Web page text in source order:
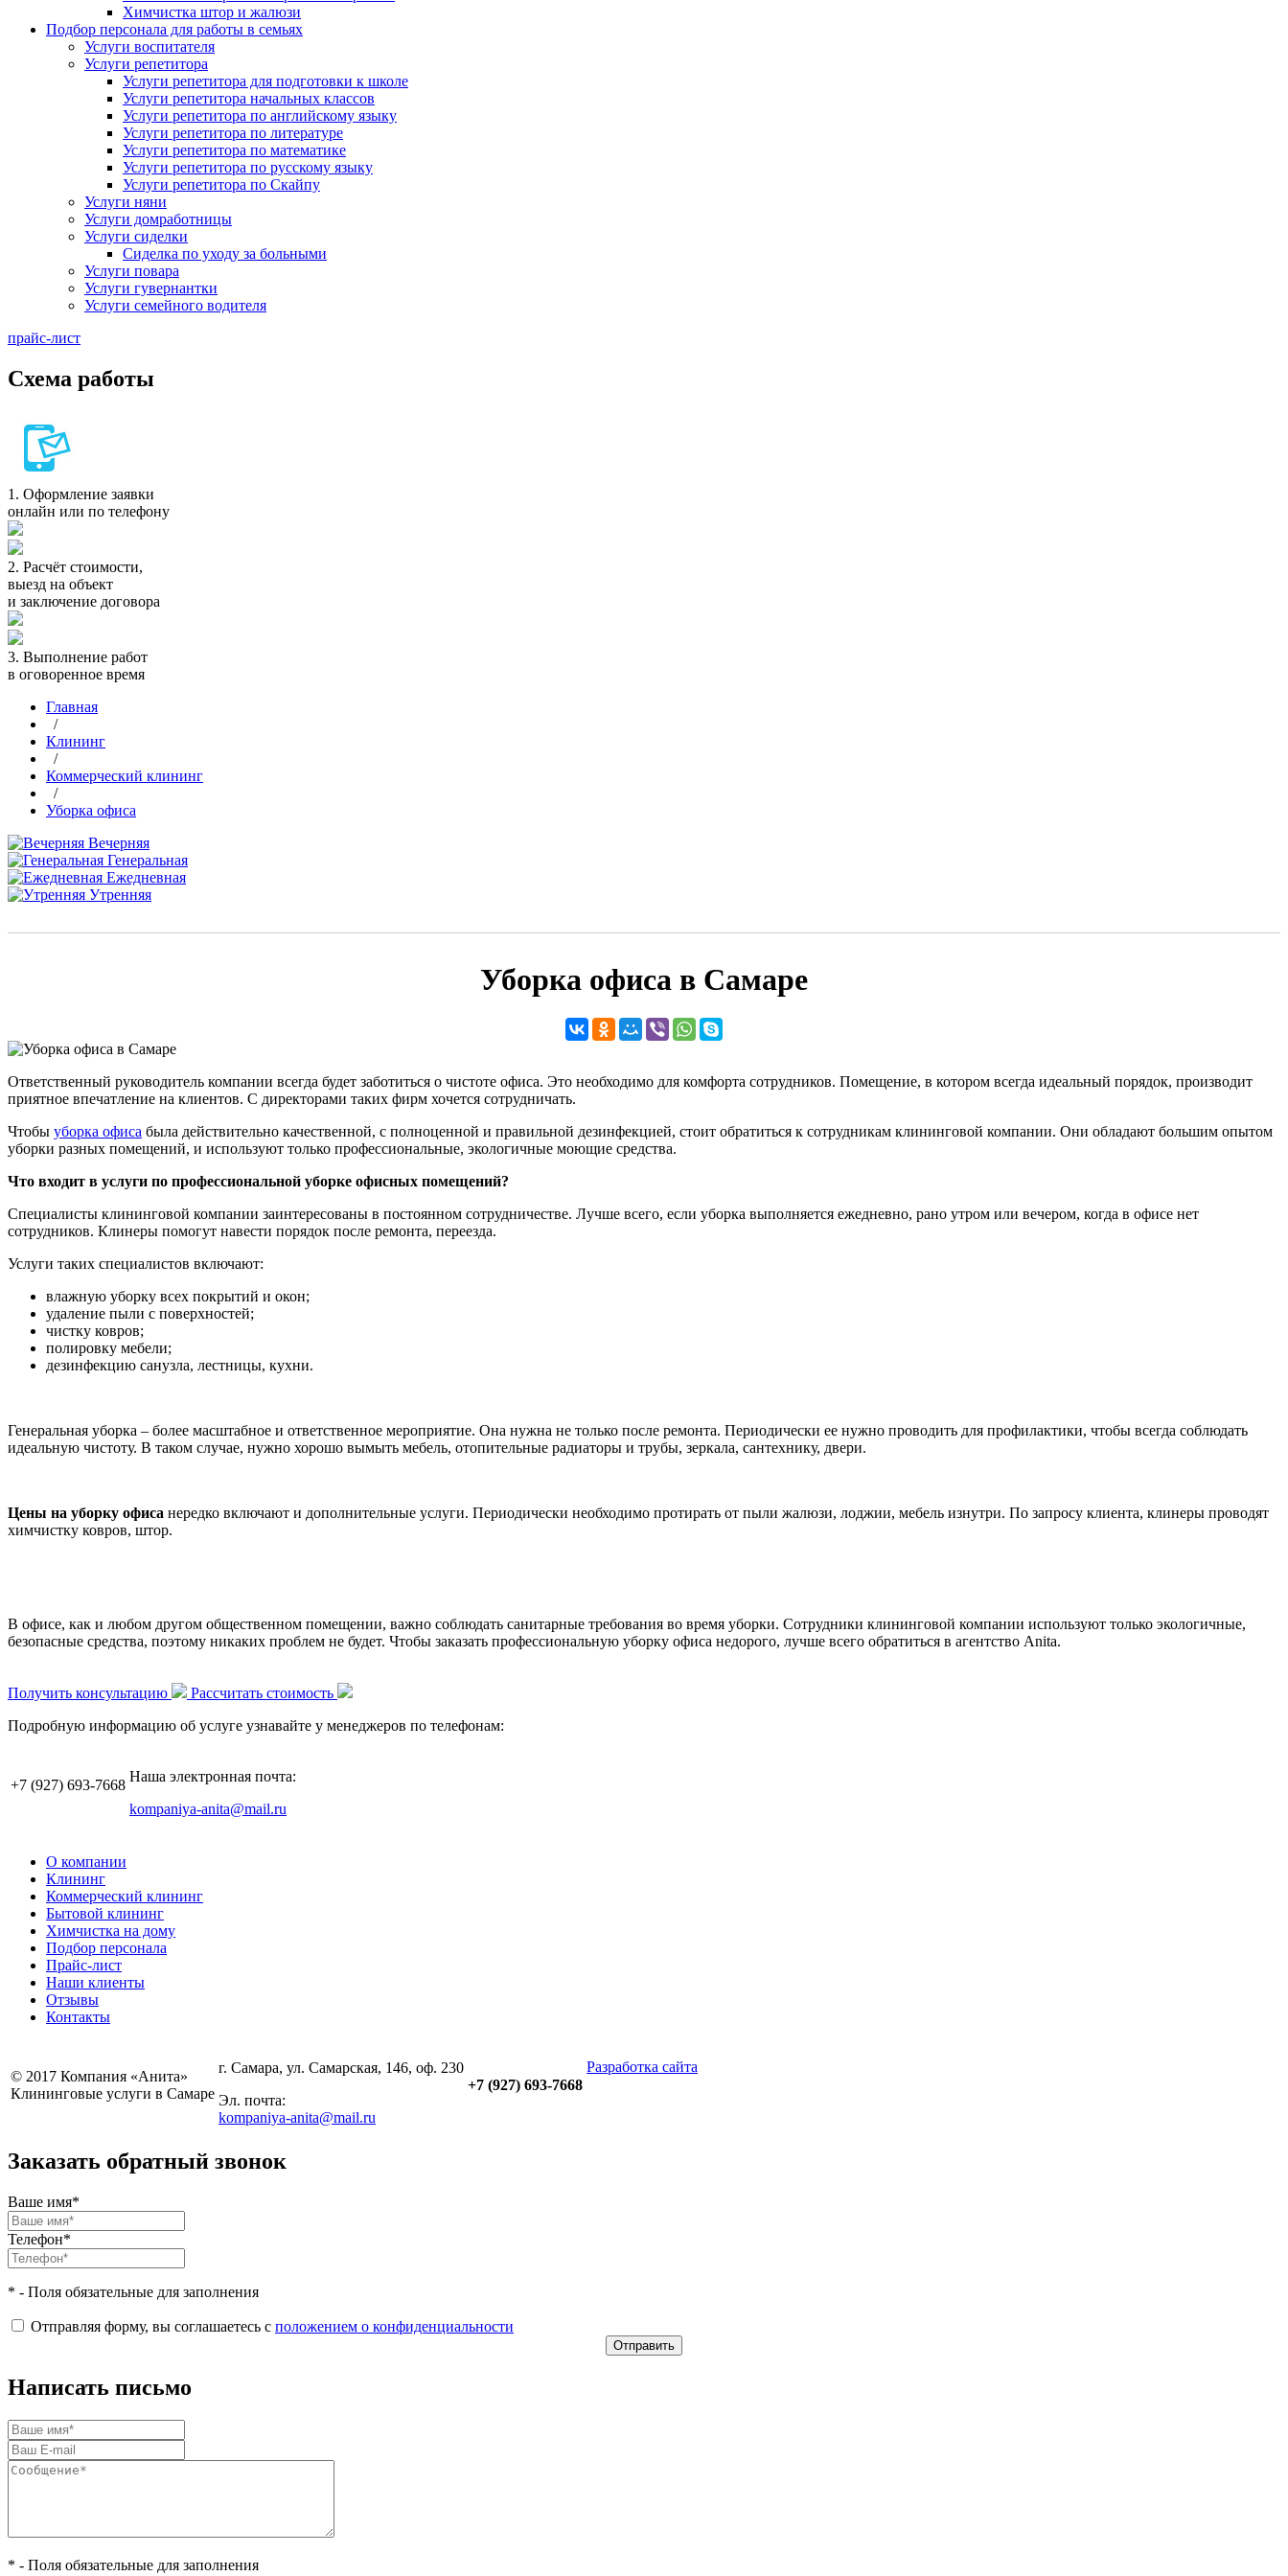
Химчистка штор и жалюзи
Подбор персонала для работы в семьях
Услуги воспитателя
Услуги репетитора
Услуги репетитора для подготовки к школе
Услуги репетитора начальных классов
Услуги репетитора по английскому языку
Услуги репетитора по литературе
Услуги репетитора по математике
Услуги репетитора по русскому языку
Услуги репетитора по Скайпу
Услуги няни
Услуги домработницы
Услуги сиделки
Сиделка по уходу за больными
Услуги повара
Услуги гувернантки
Услуги семейного водителя
прайс-лист
Схема работы
1. Оформление заявки
онлайн или по телефону
2. Расчёт стоимости,
выезд на объект
и заключение договора
3. Выполнение работ
в оговоренное время
Главная
/
Клининг
/
Коммерческий клининг
/
Уборка офиса
Вечерняя
Генеральная
Ежедневная
Утренняя
Уборка офиса в Самаре
Ответственный руководитель компании всегда будет заботиться о чистоте офиса. Это необходимо для комфорта сотрудников. Помещение, в котором всегда идеальный порядок, производит
приятное впечатление на клиентов. С директорами таких фирм хочется сотрудничать.
Чтобы уборка офиса была действительно качественной, с полноценной и правильной дезинфекцией, стоит обратиться к сотрудникам клининговой компании. Они обладают большим опытом
уборки разных помещений, и используют только профессиональные, экологичные моющие средства.
Что входит в услуги по профессиональной уборке офисных помещений?
Специалисты клининговой компании заинтересованы в постоянном сотрудничестве. Лучше всего, если уборка выполняется ежедневно, рано утром или вечером, когда в офисе нет
сотрудников. Клинеры помогут навести порядок после ремонта, переезда.
Услуги таких специалистов включают:
влажную уборку всех покрытий и окон;
удаление пыли с поверхностей;
чистку ковров;
полировку мебели;
дезинфекцию санузла, лестницы, кухни.
Генеральная уборка – более масштабное и ответственное мероприятие. Она нужна не только после ремонта. Периодически ее нужно проводить для профилактики, чтобы всегда соблюдать
идеальную чистоту. В таком случае, нужно хорошо вымыть мебель, отопительные радиаторы и трубы, зеркала, сантехнику, двери.
Цены на уборку офиса нередко включают и дополнительные услуги. Периодически необходимо протирать от пыли жалюзи, лоджии, мебель изнутри. По запросу клиента, клинеры проводят
химчистку ковров, штор.
В офисе, как и любом другом общественном помещении, важно соблюдать санитарные требования во время уборки. Сотрудники клининговой компании используют только экологичные,
безопасные средства, поэтому никаких проблем не будет. Чтобы заказать профессиональную уборку офиса недорого, лучше всего обратиться в агентство Anita.
Получить консультацию
Рассчитать стоимость
Подробную информацию об услуге узнавайте у менеджеров по телефонам:
+7 (927) 693-7668
Наша электронная почта:
kompaniya-anita@mail.ru
О компании
Клининг
Коммерческий клининг
Бытовой клининг
Химчистка на дому
Подбор персонала
Прайс-лист
Наши клиенты
Отзывы
Контакты
© 2017 Компания «Анита»
Клининговые услуги в Самаре
г. Самара, ул. Самарская, 146, оф. 230
Эл. почта:
kompaniya-anita@mail.ru
+7 (927) 693-7668
Разработка сайта
Заказать обратный звонок
Ваше имя*
Телефон*
* - Поля обязательные для заполнения
Отправляя форму, вы соглашаетесь с положением о конфиденциальности
Написать письмо
* - Поля обязательные для заполнения